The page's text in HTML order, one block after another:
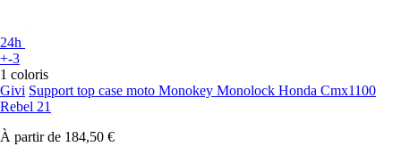
24h
+-3
1 coloris
Givi Support top case moto Monokey Monolock Honda Cmx1100
Rebel 21
À partir de 184,50 €